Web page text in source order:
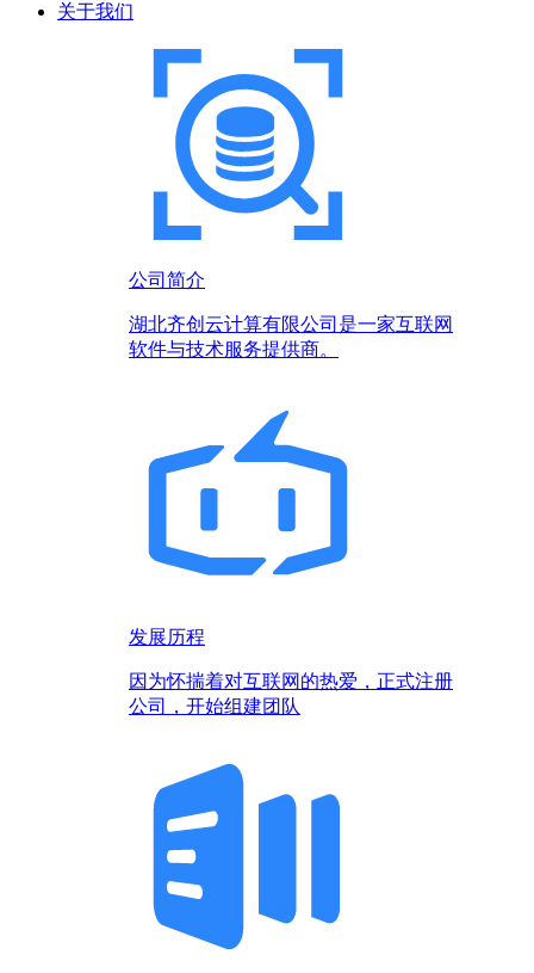
关于我们
公司简介
湖北齐创云计算有限公司是一家互联网
软件与技术服务提供商。
发展历程
因为怀揣着对互联网的热爱，正式注册
公司，开始组建团队